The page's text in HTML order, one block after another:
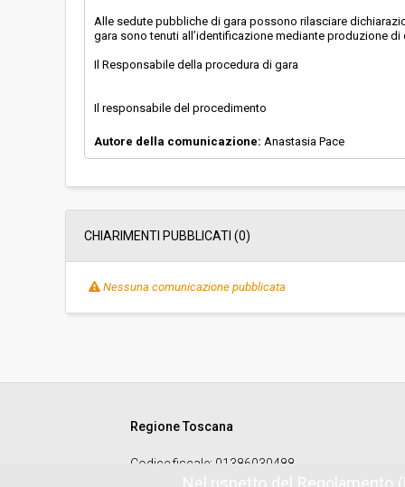
Alle sedute pubbliche di gara possono rilasciare
gara sono tenuti all’identificazione mediante produzione
Il Responsabile della procedura di gara
Il responsabile del procedimento
Autore della comunicazione: Anastasia Pace
CHIARIMENTI PUBBLICATI (0)
Nessuna comunicazione pubblicata
Regione Toscana
Codice fiscale: 01386030488
Nel rispetto del Regolamento